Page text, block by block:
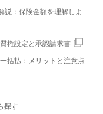
説：保険金額を理解しよ
権設定と承認請求書
括払：メリットと注意点
探す